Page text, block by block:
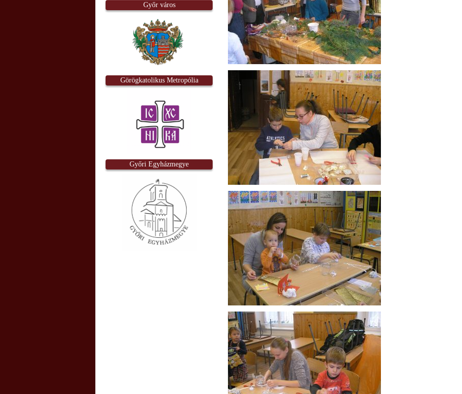
Győr város
Görögkatolikus Metropólia
Győri Egyházmegye